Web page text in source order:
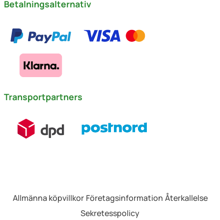
Betalningsalternativ
Transportpartners
Allmänna köpvillkor Företagsinformation Återkallelse
Sekretesspolicy